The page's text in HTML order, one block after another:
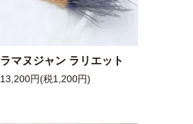
ラマヌジャン ラリエット
13,200円(税1,200円)